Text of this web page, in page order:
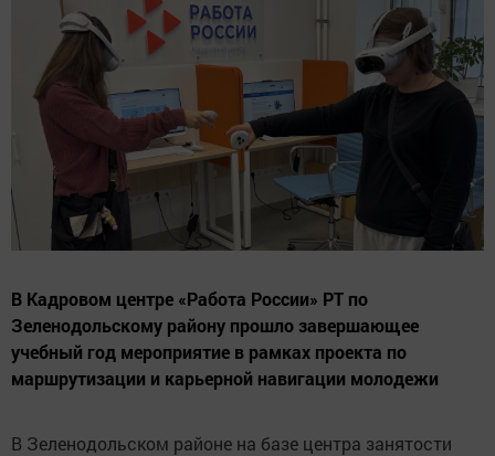
В Кадровом центре «Работа России» РТ по
Зеленодольскому району прошло завершающее
учебный год мероприятие в рамках проекта по
маршрутизации и карьерной навигации молодежи
В Зеленодольском районе на базе центра занятости